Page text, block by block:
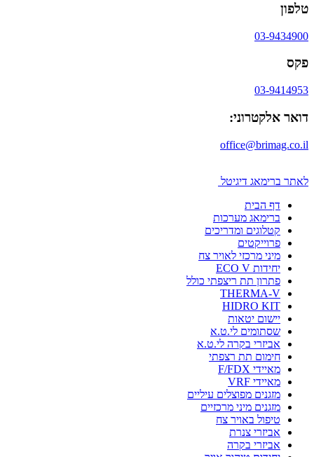
טלפון
03-9434900
פקס
03-9414953
דואר אלקטרוני:
office@brimag.co.il
לאתר ברימאג דיגיטל
דף הבית
ברימאג מערכות
קטלוגים ומדריכים
פרוייקטים
מיני מרכזי לאויר צח
יחידות ECO V
פתרון תת ריצפתי כולל
THERMA-V
HIDRO KIT
יישום יטאות
שסתומים לי.ט.א
אביזרי בקרה לי.ט.א
חימום תת רצפתי
מאיידי F/FDX
מאיידי VRF
מזגנים מפוצלים עיליים
מזגנים מיני מרכזיים
טיפול באויר צח
אביזרי צנרת
אביזרי בקרה